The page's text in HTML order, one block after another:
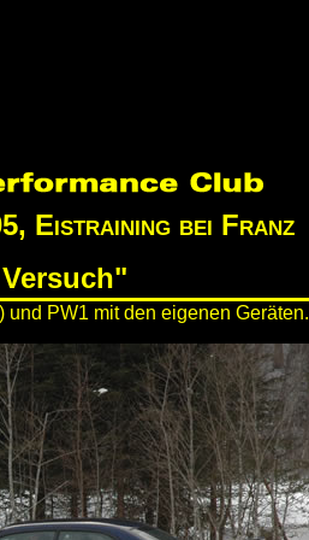
Eistraining bei Franz
PW1 mit den eigenen Geräten.